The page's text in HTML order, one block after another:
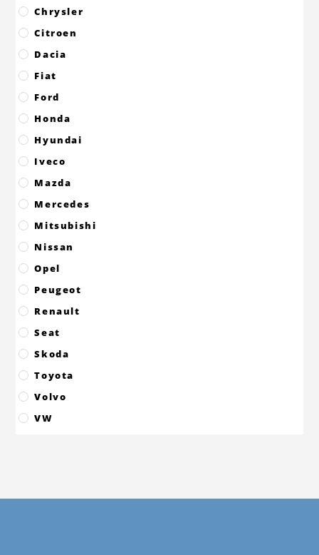
Chrysler
Citroen
Dacia
Fiat
Ford
Honda
Hyundai
Iveco
Mazda
Mercedes
Mitsubishi
Nissan
Opel
Peugeot
Renault
Seat
Skoda
Toyota
Volvo
VW